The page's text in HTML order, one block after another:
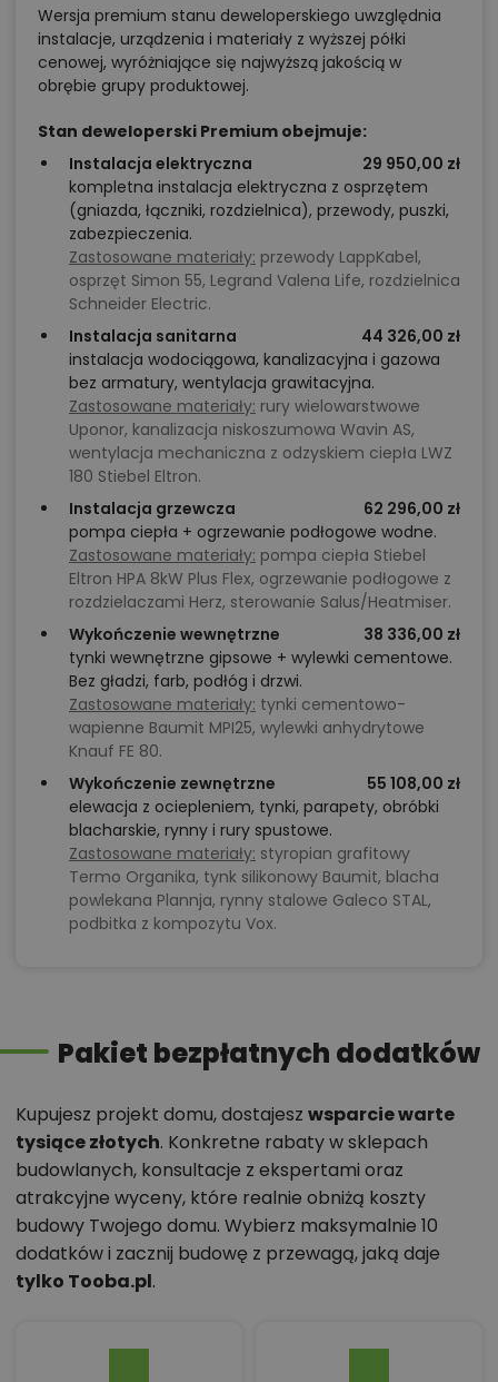
Wersja premium stanu deweloperskiego uwzględnia
instalacje, urządzenia i materiały z wyższej półki
cenowej, wyróżniające się najwyższą jakością w
obrębie grupy produktowej.
Stan deweloperski Premium obejmuje:
Instalacja elektryczna
29 950,00 zł
kompletna instalacja elektryczna z osprzętem
(gniazda, łączniki, rozdzielnica), przewody, puszki,
zabezpieczenia.
Zastosowane materiały: przewody LappKabel,
osprzęt Simon 55, Legrand Valena Life, rozdzielnica
Schneider Electric.
Instalacja sanitarna
44 326,00 zł
instalacja wodociągowa, kanalizacyjna i gazowa
bez armatury, wentylacja grawitacyjna.
Zastosowane materiały: rury wielowarstwowe
Uponor, kanalizacja niskoszumowa Wavin AS,
wentylacja mechaniczna z odzyskiem ciepła LWZ
180 Stiebel Eltron.
Instalacja grzewcza
62 296,00 zł
pompa ciepła + ogrzewanie podłogowe wodne.
Zastosowane materiały: pompa ciepła Stiebel
Eltron HPA 8kW Plus Flex, ogrzewanie podłogowe z
rozdzielaczami Herz, sterowanie Salus/Heatmiser.
Wykończenie wewnętrzne
38 336,00 zł
tynki wewnętrzne gipsowe + wylewki cementowe.
Bez gładzi, farb, podłóg i drzwi.
Zastosowane materiały: tynki cementowo-
wapienne Baumit MPI25, wylewki anhydrytowe
Knauf FE 80.
Wykończenie zewnętrzne
55 108,00 zł
elewacja z ociepleniem, tynki, parapety, obróbki
blacharskie, rynny i rury spustowe.
Zastosowane materiały: styropian grafitowy
Termo Organika, tynk silikonowy Baumit, blacha
powlekana Plannja, rynny stalowe Galeco STAL,
podbitka z kompozytu Vox.
Pakiet bezpłatnych dodatków
Kupujesz projekt domu, dostajesz wsparcie warte
tysiące złotych. Konkretne rabaty w sklepach
budowlanych, konsultacje z ekspertami oraz
atrakcyjne wyceny, które realnie obniżą koszty
budowy Twojego domu. Wybierz maksymalnie 10
dodatków i zacznij budowę z przewagą, jaką daje
tylko Tooba.pl.